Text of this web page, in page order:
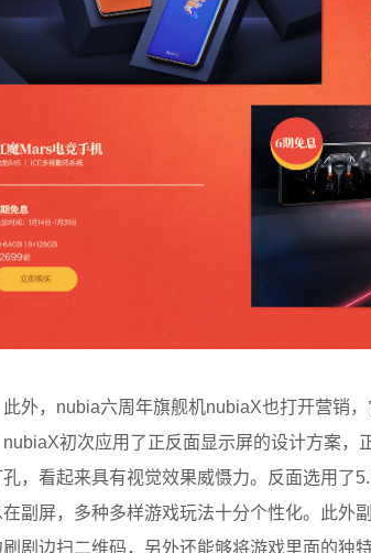
此外，nubia六周年旗舰机nubiaX也打开营销
nubiaX初次应用了正反面显示屏的设计方案
，看起来具有视觉效果威慑力。反面选用了
副屏，多种多样游戏玩法十分个性化。此外
刷剧边扫二维码，另外还能够将游戏里面的